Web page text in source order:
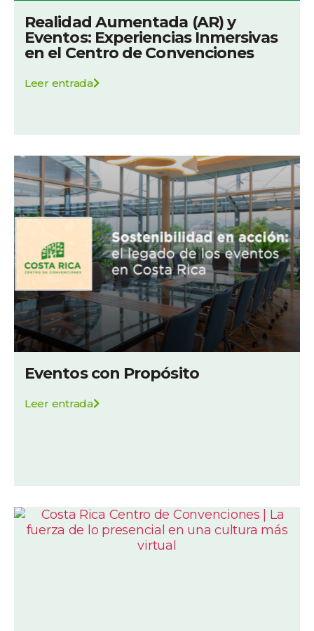
Realidad Aumentada (AR) y
Eventos: Experiencias Inmersivas
en el Centro de Convenciones
Leer entrada
Eventos con Propósito
Leer entrada